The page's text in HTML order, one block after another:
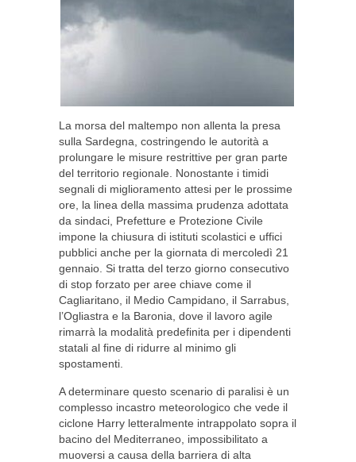
La morsa del maltempo non allenta la presa
sulla Sardegna, costringendo le autorità a
prolungare le misure restrittive per gran parte
del territorio regionale. Nonostante i timidi
segnali di miglioramento attesi per le prossime
ore, la linea della massima prudenza adottata
da sindaci, Prefetture e Protezione Civile
impone la chiusura di istituti scolastici e uffici
pubblici anche per la giornata di mercoledì 21
gennaio. Si tratta del terzo giorno consecutivo
di stop forzato per aree chiave come il
Cagliaritano, il Medio Campidano, il Sarrabus,
l’Ogliastra e la Baronia, dove il lavoro agile
rimarrà la modalità predefinita per i dipendenti
statali al fine di ridurre al minimo gli
spostamenti.
A determinare questo scenario di paralisi è un
complesso incastro meteorologico che vede il
ciclone Harry letteralmente intrappolato sopra il
bacino del Mediterraneo, impossibilitato a
muoversi a causa della barriera di alta